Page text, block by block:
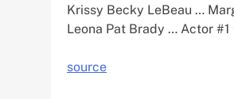
Krissy Becky LeBeau …
Leona Pat Brady … Actor
source